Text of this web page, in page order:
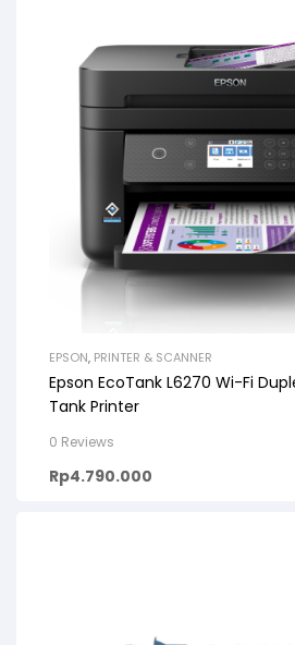
EPSON, PRINTER & SCANNER
Epson EcoTank L6270 Wi-Fi
Tank Printer
0 Reviews
Rp4.790.000